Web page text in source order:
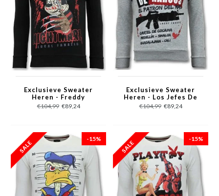
Exclusieve Sweater
Heren - Freddy
Krueger - Zwart
€104,99 €89,24
Exclusieve Sweater
Heren - Los Jefes De
Narcos - Grijs
€104,99 €89,24
-15% -15%